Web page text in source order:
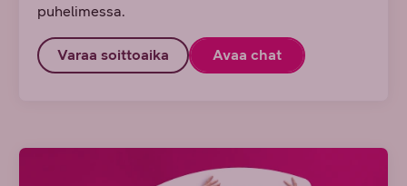
puhelimessa.
Varaa soittoaika Avaa chat